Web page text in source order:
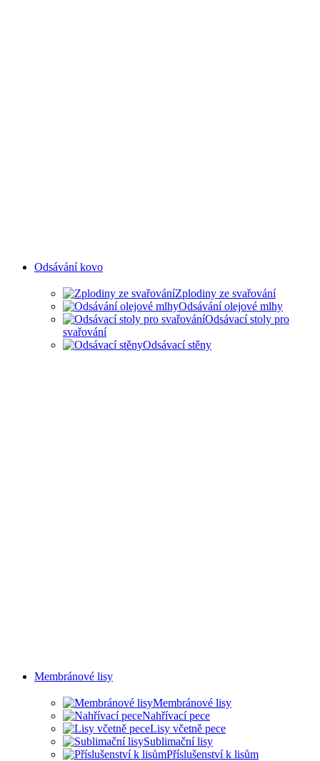
Odsávání kovo
Zplodiny ze svařování
Odsávání olejové mlhy
Odsávací stoly pro
svařování
Odsávací stěny
Membránové lisy
Membránové lisy
Nahřívací pece
Lisy včetně pece
Sublimační lisy
Příslušenství k lisům